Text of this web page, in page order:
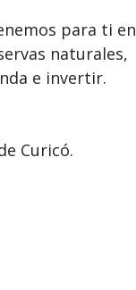
para ti en
naturales,
e invertir.
Curicó.